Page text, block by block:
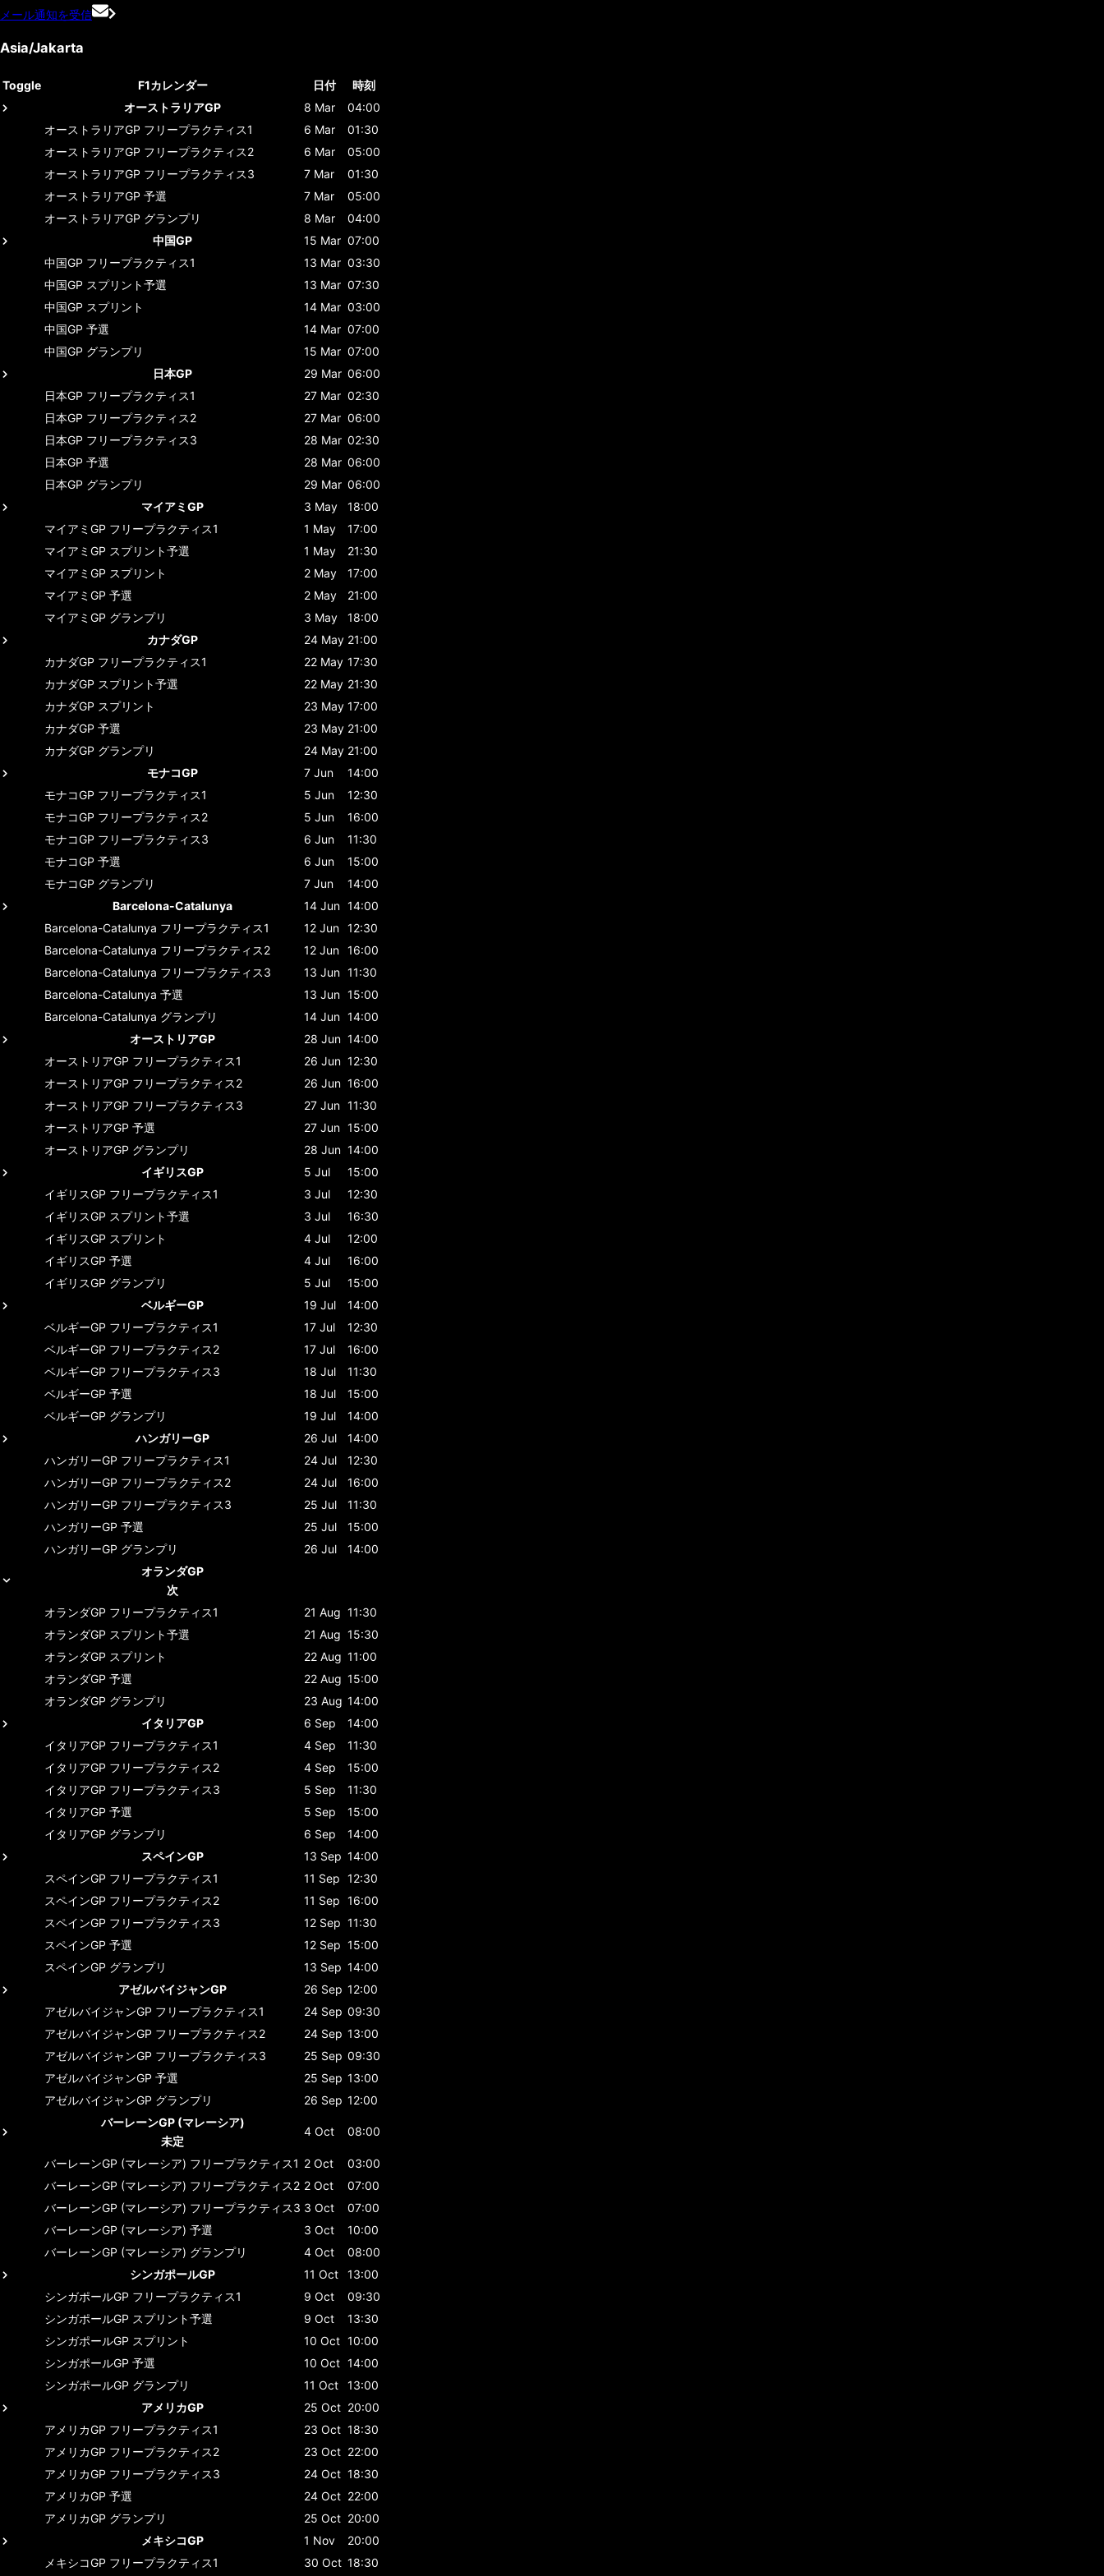
メール通知を受信
Asia/Jakarta
Toggle F1カレンダー 日付
時刻
オーストラリアGP
8 Mar
04:00
オーストラリアGP フリープラクティス1 6 Mar
01:30
オーストラリアGP フリープラクティス2 6 Mar
05:00
オーストラリアGP フリープラクティス3 7 Mar
01:30
オーストラリアGP 予選 7 Mar
05:00
オーストラリアGP グランプリ 8 Mar
04:00
中国GP
15 Mar 07:00
中国GP フリープラクティス1 13 Mar 03:30
中国GP スプリント予選 13 Mar 07:30
中国GP スプリント 14 Mar 03:00
中国GP 予選 14 Mar 07:00
中国GP グランプリ 15 Mar 07:00
日本GP
29 Mar 06:00
日本GP フリープラクティス1 27 Mar 02:30
日本GP フリープラクティス2 27 Mar 06:00
日本GP フリープラクティス3 28 Mar 02:30
日本GP 予選 28 Mar 06:00
日本GP グランプリ 29 Mar 06:00
マイアミGP
3 May
18:00
マイアミGP フリープラクティス1 1 May
17:00
マイアミGP スプリント予選 1 May
21:30
マイアミGP スプリント 2 May
17:00
マイアミGP 予選 2 May
21:00
マイアミGP グランプリ 3 May
18:00
カナダGP
24 May 21:00
カナダGP フリープラクティス1 22 May 17:30
カナダGP スプリント予選 22 May 21:30
カナダGP スプリント 23 May 17:00
カナダGP 予選 23 May 21:00
カナダGP グランプリ 24 May 21:00
モナコGP
7 Jun
14:00
モナコGP フリープラクティス1 5 Jun
12:30
モナコGP フリープラクティス2 5 Jun
16:00
モナコGP フリープラクティス3 6 Jun
11:30
モナコGP 予選 6 Jun
15:00
モナコGP グランプリ 7 Jun
14:00
Barcelona-Catalunya
14 Jun 14:00
Barcelona-Catalunya フリープラクティス1 12 Jun 12:30
Barcelona-Catalunya フリープラクティス2 12 Jun 16:00
Barcelona-Catalunya フリープラクティス3 13 Jun 11:30
Barcelona-Catalunya 予選 13 Jun 15:00
Barcelona-Catalunya グランプリ 14 Jun 14:00
オーストリアGP
28 Jun 14:00
オーストリアGP フリープラクティス1 26 Jun 12:30
オーストリアGP フリープラクティス2 26 Jun 16:00
オーストリアGP フリープラクティス3 27 Jun 11:30
オーストリアGP 予選 27 Jun 15:00
オーストリアGP グランプリ 28 Jun 14:00
イギリスGP
5 Jul
15:00
イギリスGP フリープラクティス1 3 Jul
12:30
イギリスGP スプリント予選 3 Jul
16:30
イギリスGP スプリント 4 Jul
12:00
イギリスGP 予選 4 Jul
16:00
イギリスGP グランプリ 5 Jul
15:00
ベルギーGP
19 Jul
14:00
ベルギーGP フリープラクティス1 17 Jul
12:30
ベルギーGP フリープラクティス2 17 Jul
16:00
ベルギーGP フリープラクティス3 18 Jul
11:30
ベルギーGP 予選 18 Jul
15:00
ベルギーGP グランプリ 19 Jul
14:00
ハンガリーGP
26 Jul
14:00
ハンガリーGP フリープラクティス1 24 Jul
12:30
ハンガリーGP フリープラクティス2 24 Jul
16:00
ハンガリーGP フリープラクティス3 25 Jul
11:30
ハンガリーGP 予選 25 Jul
15:00
ハンガリーGP グランプリ 26 Jul
14:00
オランダGP
次
オランダGP フリープラクティス1 21 Aug 11:30
オランダGP スプリント予選 21 Aug 15:30
オランダGP スプリント 22 Aug 11:00
オランダGP 予選 22 Aug 15:00
オランダGP グランプリ 23 Aug 14:00
イタリアGP
6 Sep
14:00
イタリアGP フリープラクティス1 4 Sep
11:30
イタリアGP フリープラクティス2 4 Sep
15:00
イタリアGP フリープラクティス3 5 Sep
11:30
イタリアGP 予選 5 Sep
15:00
イタリアGP グランプリ 6 Sep
14:00
スペインGP
13 Sep 14:00
スペインGP フリープラクティス1 11 Sep 12:30
スペインGP フリープラクティス2 11 Sep 16:00
スペインGP フリープラクティス3 12 Sep 11:30
スペインGP 予選 12 Sep 15:00
スペインGP グランプリ 13 Sep 14:00
アゼルバイジャンGP
26 Sep 12:00
アゼルバイジャンGP フリープラクティス1 24 Sep 09:30
アゼルバイジャンGP フリープラクティス2 24 Sep 13:00
アゼルバイジャンGP フリープラクティス3 25 Sep 09:30
アゼルバイジャンGP 予選 25 Sep 13:00
アゼルバイジャンGP グランプリ 26 Sep 12:00
バーレーンGP (マレーシア)
未定
4 Oct 08:00
バーレーンGP (マレーシア) フリープラクティス1 2 Oct
03:00
バーレーンGP (マレーシア) フリープラクティス2 2 Oct
07:00
バーレーンGP (マレーシア) フリープラクティス3 3 Oct
07:00
バーレーンGP (マレーシア) 予選 3 Oct
10:00
バーレーンGP (マレーシア) グランプリ 4 Oct
08:00
シンガポールGP
11 Oct
13:00
シンガポールGP フリープラクティス1 9 Oct
09:30
シンガポールGP スプリント予選 9 Oct
13:30
シンガポールGP スプリント 10 Oct 10:00
シンガポールGP 予選 10 Oct 14:00
シンガポールGP グランプリ 11 Oct
13:00
アメリカGP
25 Oct 20:00
アメリカGP フリープラクティス1 23 Oct 18:30
アメリカGP フリープラクティス2 23 Oct 22:00
アメリカGP フリープラクティス3 24 Oct 18:30
アメリカGP 予選 24 Oct 22:00
アメリカGP グランプリ 25 Oct 20:00
メキシコGP
1 Nov
20:00
メキシコGP フリープラクティス1 30 Oct 18:30